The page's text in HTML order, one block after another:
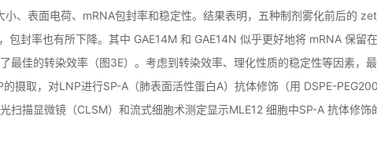
小、表面电荷、mRNA包封率和稳定性。结果表明，五种制剂雾化前后的
包封率也有所下降。其中 GAE14M 和 GAE14N 似乎更好地将 mRNA 保留
最佳的转染效率（图3E）。考虑到转染效率、理化性质的稳定性等因素，
摄取，对LNP进行SP-A（肺表面活性蛋白A）抗体修饰（用 DSPE-
扫描显微镜（CLSM）和流式细胞术测定显示MLE12 细胞中SP-A 抗体修饰